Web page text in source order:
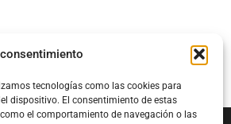
tecnologías como las cookies para
dispositivo. El consentimiento de estas
el comportamiento de navegación o las